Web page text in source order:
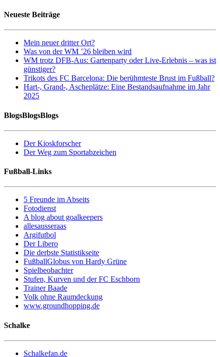
Neueste Beiträge
Mein neuer dritter Ort?
Was von der WM ’26 bleiben wird
WM trotz DFB-Aus: Gartenparty oder Live-Erlebnis – was ist
günstiger?
Trikots des FC Barcelona: Die berühmteste Brust im Fußball?
Hart-, Grand-, Ascheplätze: Eine Bestandsaufnahme im Jahr
2025
BlogsBlogsBlogs
Der Kioskforscher
Der Weg zum Sportabzeichen
Fußball-Links
5 Freunde im Abseits
Fotodienst
A blog about goalkeepers
allesausseraas
Argifutbol
Der Libero
Die derbste Statistikseite
FußballGlobus von Hardy Grüne
Spielbeobachter
Stufen, Kurven und der FC Eschborn
Trainer Baade
Volk ohne Raumdeckung
www.groundhopping.de
Schalke
Schalkefan.de